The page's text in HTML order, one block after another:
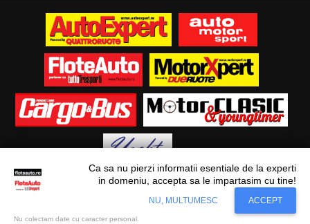
© Flote Auto. Toate drepturile rezervate.
JuridicFinanciarAnalize De Piață Transporturi
Situl nostru utilizeaza cookies. Ce inseamna
Accept
Ca sa nu pierzi informatii esentiale de la experti
in domeniu, accepta sa le impartasim cu tine!
NU, MULTUMESC ACCEPT
Nu colectam date cu caracter personal.